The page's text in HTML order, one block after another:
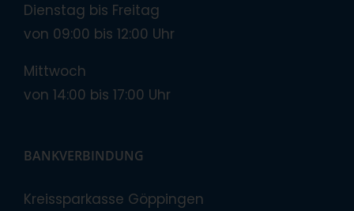
Dienstag bis Freitag
von 09:00 bis 12:00 Uhr
Mittwoch
von 14:00 bis 17:00 Uhr
BANKVERBINDUNG
Kreissparkasse Göppingen